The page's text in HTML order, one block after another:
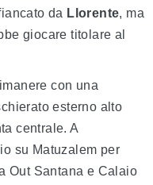
da Llorente, ma
giocare titolare al
con una
esterno alto
centrale. A
su Matuzalem per
Out Santana e Calaio